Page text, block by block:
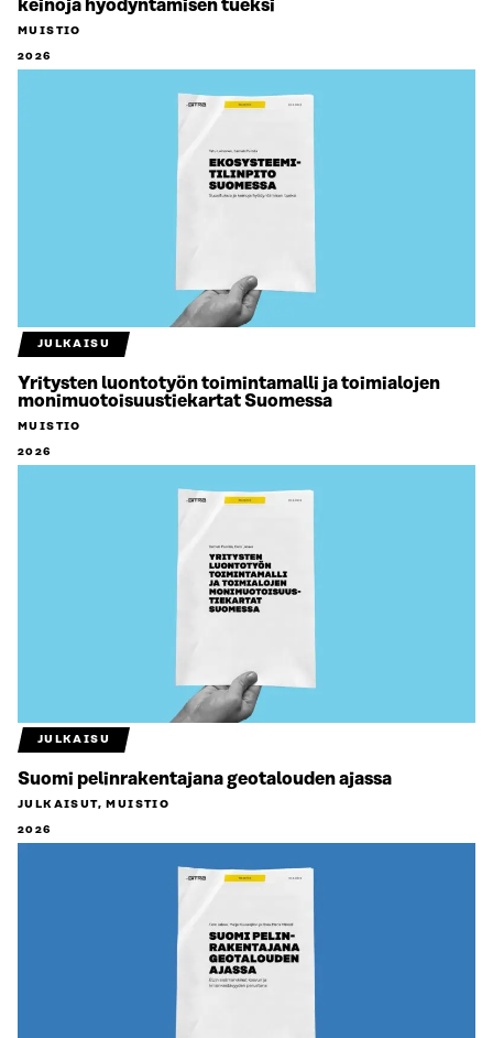
keinoja hyödyntämisen tueksi
MUISTIO
2026
JULKAISU
Yritysten luontotyön toimintamalli ja toimialojen
monimuotoisuustiekartat Suomessa
MUISTIO
2026
JULKAISU
Suomi pelinrakentajana geotalouden ajassa
JULKAISUT, MUISTIO
2026